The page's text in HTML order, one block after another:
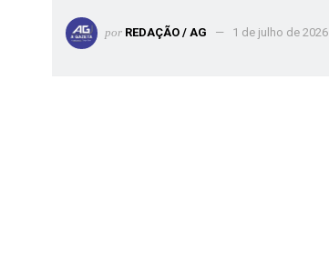
por REDAÇÃO / AG 1 de julho de 2026